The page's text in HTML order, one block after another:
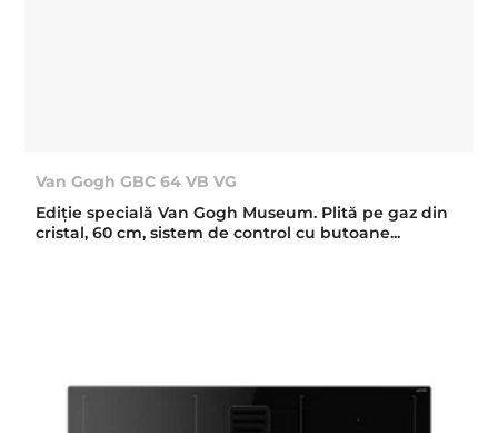
Van Gogh GBC 64 VB VG
Ediție specială Van Gogh Museum. Plită pe gaz din
cristal, 60 cm, sistem de control cu butoane...